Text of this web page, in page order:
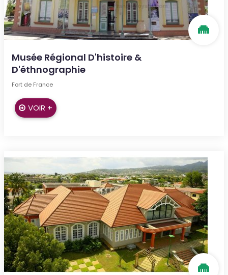
Musée Régional D'histoire &
D'éthnographie
Fort de France
VOIR +